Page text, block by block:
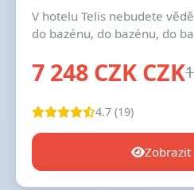
V hotelu Telis nebudete
do bazénu, do bazénu, do
7 248 CZK CZK
4.7 (19)
Zobrazit